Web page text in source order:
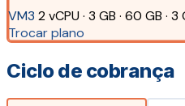
VM3 2 vCPU · 3 GB · 60 GB ·
Trocar plano
Ciclo de cobrança